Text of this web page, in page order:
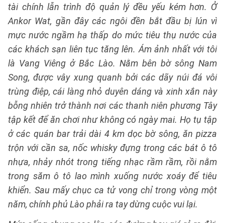
tài chính lẫn trình độ quản lý đều yếu kém hơn. Ở
Ankor Wat, gần đây các ngôi đền bắt đầu bị lún vì
mực nước ngầm hạ thấp do mức tiêu thụ nước của
các khách sạn liên tục tăng lên. Ám ảnh nhất với tôi
là Vang Viêng ở Bắc Lào. Nằm bên bờ sông Nam
Song, được vây xung quanh bởi các dãy núi đá vôi
trùng điệp, cái làng nhỏ duyên dáng và xinh xắn này
bỗng nhiên trở thành nơi các thanh niên phương Tây
tập kết để ăn chơi như không có ngày mai. Họ tụ tập
ở các quán bar trải dài 4 km dọc bờ sông, ăn pizza
trộn với cần sa, nốc whisky đựng trong các bát ô tô
nhựa, nhảy nhót trong tiếng nhạc rầm rầm, rồi nằm
trong săm ô tô lao mình xuống nước xoáy để tiêu
khiển. Sau mấy chục ca tử vong chỉ trong vòng một
năm, chính phủ Lào phải ra tay dừng cuộc vui lại.